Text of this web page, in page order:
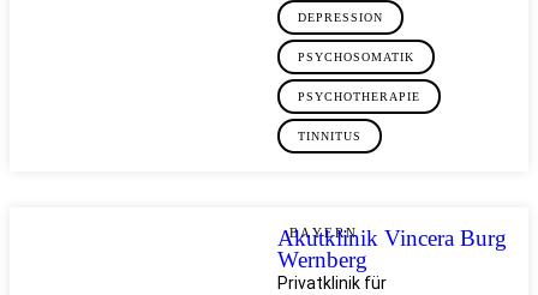
DEPRESSION
PSYCHOSOMATIK
PSYCHOTHERAPIE
TINNITUS
BAYERN
Akutklinik Vincera Burg
Wernberg
Privatklinik für